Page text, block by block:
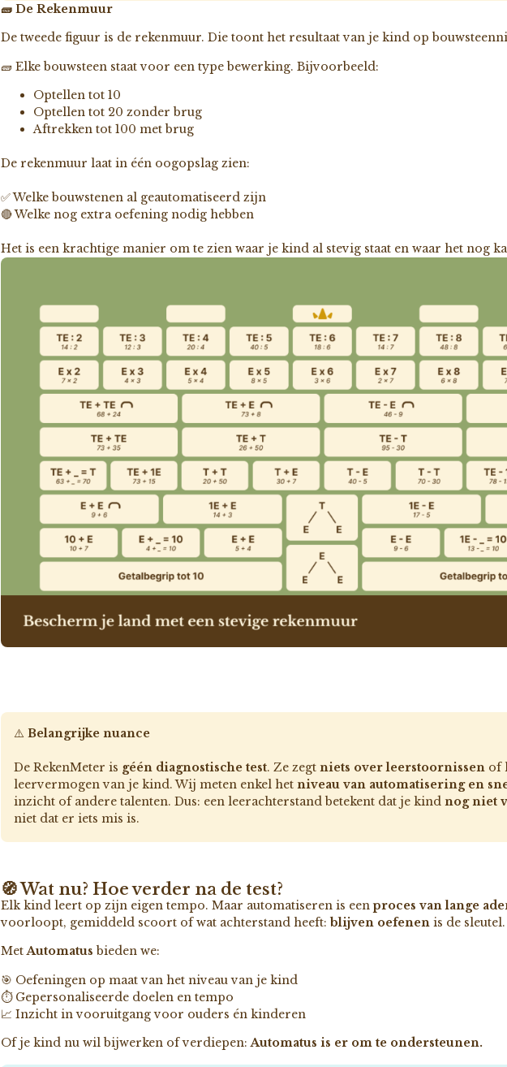
🧱 De Rekenmuur
De tweede figuur is de rekenmuur. Die toont het resultaat van je kind op
🧱 Elke bouwsteen staat voor een type bewerking. Bijvoorbeeld:
Optellen tot 10
Optellen tot 20 zonder brug
Aftrekken tot 100 met brug
De rekenmuur laat in één oogopslag zien:
✅ Welke bouwstenen al geautomatiseerd zijn
🔴 Welke nog extra oefening nodig hebben
Het is een krachtige manier om te zien waar je kind al stevig staat en waar het nog
⚠️ Belangrijke nuance
De RekenMeter is géén diagnostische test. Ze zegt niets over leerstoornissen of
leervermogen van je kind. Wij meten enkel het niveau van automatisering en
inzicht of andere talenten. Dus: een leerachterstand betekent dat je kind nog niet
niet dat er iets mis is.
🧭 Wat nu? Hoe verder na de test?
Elk kind leert op zijn eigen tempo. Maar automatiseren is eenproces van lange
voorloopt, gemiddeld scoort of wat achterstand heeft:blijven oefenen is de sleutel.
MetAutomatus bieden we:
🎯 Oefeningen op maat van het niveau van je kind
⏱️ Gepersonaliseerde doelen en tempo
📈 Inzicht in vooruitgang voor ouders én kinderen
Of je kind nu wil bijwerken of verdiepen:Automatus is er om te ondersteunen.